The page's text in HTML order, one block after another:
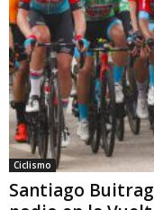
Ciclismo
Santiago